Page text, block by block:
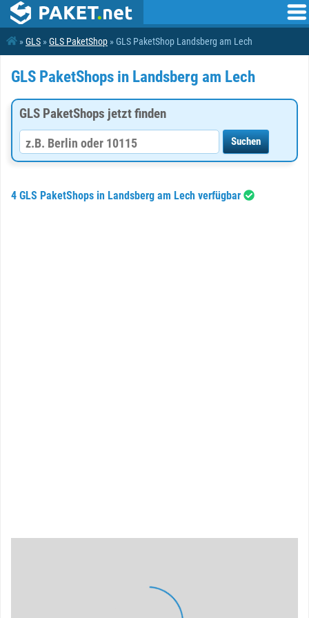
»GLS »GLS PaketShop » GLS PaketShop Landsberg am Lech
GLS PaketShops in Landsberg am Lech
GLS PaketShops jetzt finden
4 GLS PaketShops in Landsberg am Lech verfügbar